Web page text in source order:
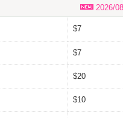
2026/
$7
$7
$20
$10